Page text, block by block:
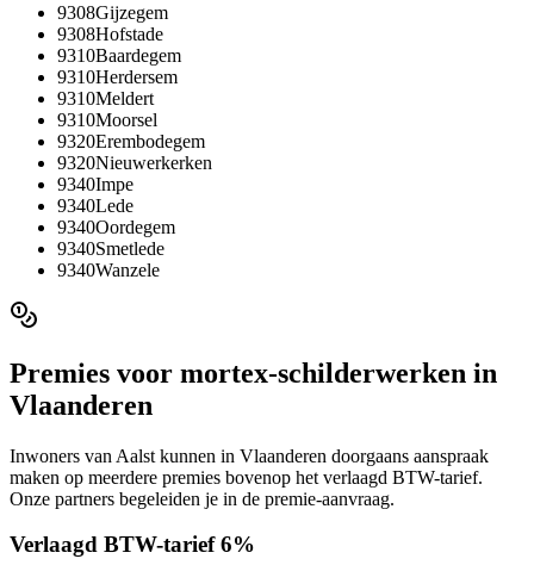
9308Gijzegem
9308Hofstade
9310Baardegem
9310Herdersem
9310Meldert
9310Moorsel
9320Erembodegem
9320Nieuwerkerken
9340Impe
9340Lede
9340Oordegem
9340Smetlede
9340Wanzele
Premies voor mortex-schilderwerken in
Vlaanderen
Inwoners van Aalst kunnen in Vlaanderen doorgaans aanspraak
maken op meerdere premies bovenop het verlaagd BTW-tarief.
Onze partners begeleiden je in de premie-aanvraag.
Verlaagd BTW-tarief 6%